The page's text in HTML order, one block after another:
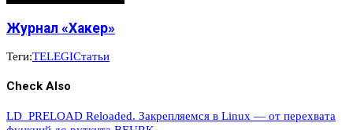
Журнал «Хакер»
Теги:TELEGIСтатьи
Check Also
LD_PRELOAD Reloaded. Закрепляемся в Linux — от перехвата